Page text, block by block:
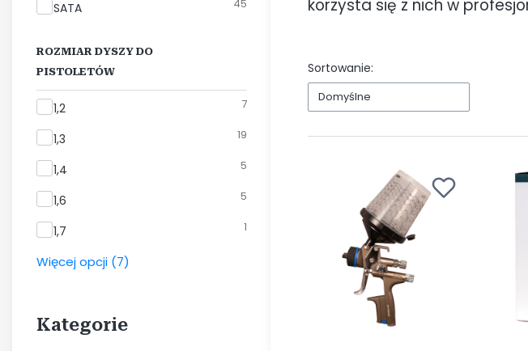
SATA 45
ROZMIAR DYSZY DO
PISTOLETÓW
Rozmiar dyszy do pistoletów
1,2 7
1,3 19
1,4 5
1,6 5
1,7 1
Więcej opcji (7)
Kategorie
korzysta się z nich w
Sortowanie:
Domyślne